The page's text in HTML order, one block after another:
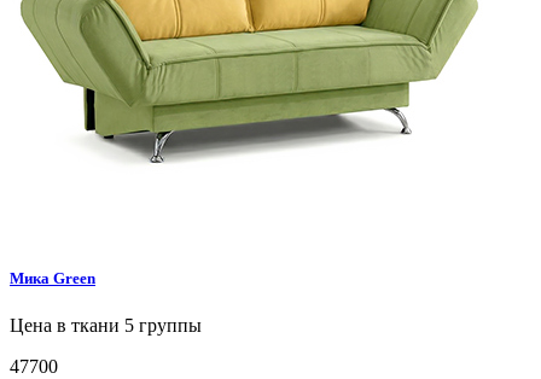
Мика Green
Цена в ткани 5 группы
47700